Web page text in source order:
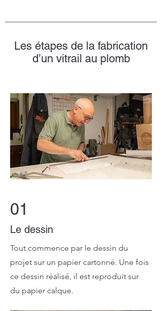
Les étapes de la fabrication
d’un vitrail au plomb
01
Le dessin
Tout commence par le dessin du
projet sur un papier cartonné. Une fois
ce dessin réalisé, il est reproduit sur
du papier calque.